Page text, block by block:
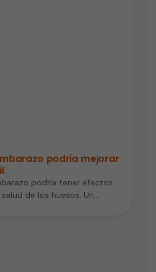
podría mejorar
podría tener efectos
de los huesos. Un…